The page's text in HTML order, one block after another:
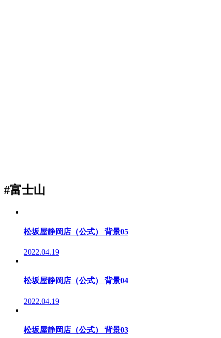
#富士山
松坂屋静岡店（公式） 背景05
2022.04.19
松坂屋静岡店（公式） 背景04
2022.04.19
松坂屋静岡店（公式） 背景03